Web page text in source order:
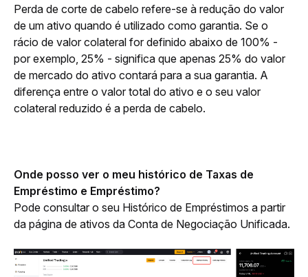
Perda de corte de cabelo refere-se à redução do valor
de um ativo quando é utilizado como garantia. Se o
rácio de valor colateral for definido abaixo de 100% -
por exemplo, 25% - significa que apenas 25% do valor
de mercado do ativo contará para a sua garantia. A
diferença entre o valor total do ativo e o seu valor
colateral reduzido é a perda de cabelo.
Onde posso ver o meu histórico de Taxas de
Empréstimo e Empréstimo?
Pode consultar o seu Histórico de Empréstimos a partir
da página de ativos da Conta de Negociação Unificada.